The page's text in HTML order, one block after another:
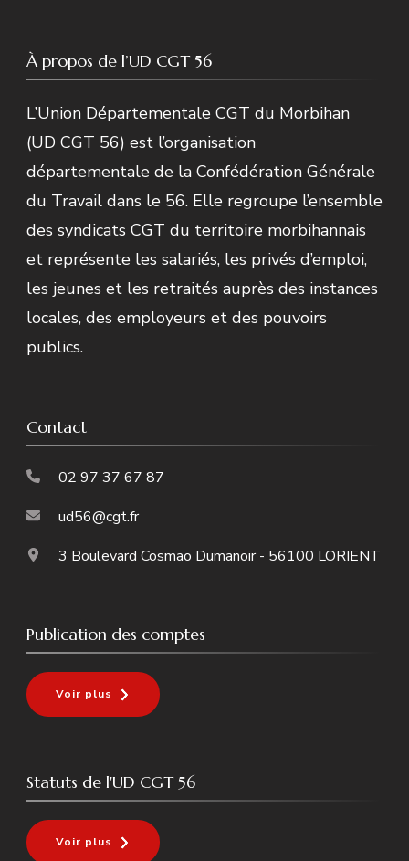
À propos de l’UD CGT 56
L’Union Départementale CGT du Morbihan
(UD CGT 56) est l’organisation
départementale de la Confédération Générale
du Travail dans le 56. Elle regroupe l’ensemble
des syndicats CGT du territoire morbihannais
et représente les salariés, les privés d’emploi,
les jeunes et les retraités auprès des instances
locales, des employeurs et des pouvoirs
publics.
Contact
02 97 37 67 87
ud56@cgt.fr
3 Boulevard Cosmao Dumanoir - 56100 LORIENT
Publication des comptes
Voir plus
Statuts de l'UD CGT 56
Voir plus